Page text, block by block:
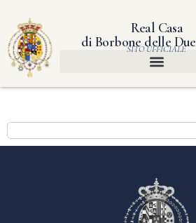
Real Casa
di Borbone delle
SITO UFFICIALE